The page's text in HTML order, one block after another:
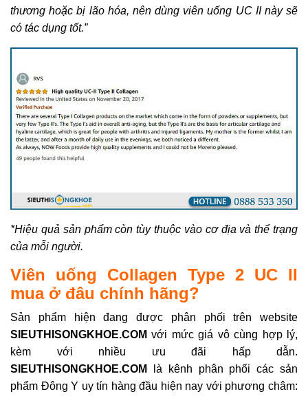
thương hoặc bị lão hóa, nên dùng viên uống UC II này sẽ
có tác dụng tốt.”
*Hiệu quả sản phẩm còn tùy thuộc vào cơ địa và thể trạng
của mỗi người.
Viên uống Collagen Type 2 UC II
mua ở đâu chính hãng?
Sản phẩm hiện đang được phân phối trên website
SIEUTHISONGKHOE.COM với mức giá vô cùng hợp lý,
kèm với nhiều ưu đãi hấp dẫn.
SIEUTHISONGKHOE.COM
là kênh phân phối các sản
phẩm Đông Y uy tín hàng đầu hiện nay với phương châm: